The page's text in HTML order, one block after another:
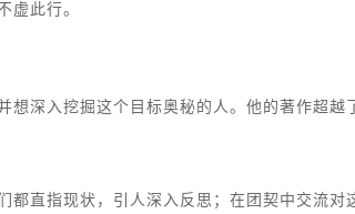
虚此行。
深入挖掘这个目标奥秘的人。他的著作超越
直指现状，引人深入反思；在团契中交流对